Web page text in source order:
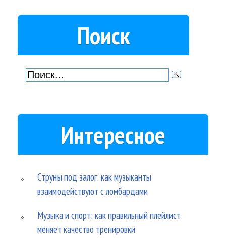
Поиск
Интересное
Струны под залог: как музыканты
взаимодействуют с ломбардами
Музыка и спорт: как правильный плейлист
меняет качество тренировки